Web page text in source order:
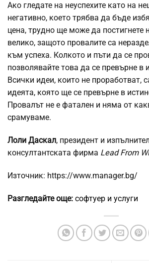
Ако гледате на неуспехите като на
негативно, което трябва да бъде
цена, трудно ще може да постигнете
велико, защото провалите са
към успеха. Колкото и пъти да се
позволявайте това да се превърне в
Всички идеи, които не проработват,
идеята, която ще се превърне в
Провалът не е фатален и няма от
срамуваме.
Лоли Даскал, президент и
консултантската фирма Lead From
Източник: https://www.manager.bg/
Разгледайте още: софтуер и услуги